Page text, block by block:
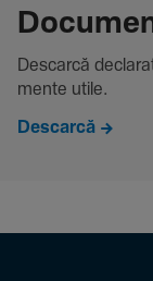
Descarcă
mente utile.
Descarcă